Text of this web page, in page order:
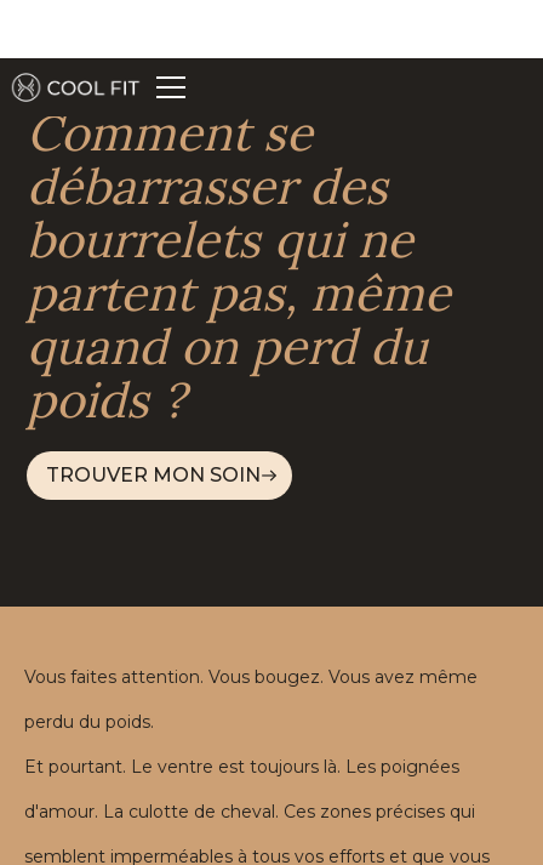
Comment se
débarrasser des
bourrelets qui ne
partent pas, même
quand on perd du
poids ?
TROUVER MON SOIN
Vous faites attention. Vous bougez. Vous avez même
perdu du poids.
Et pourtant. Le ventre est toujours là. Les poignées
d'amour. La culotte de cheval. Ces zones précises qui
semblent imperméables à tous vos efforts et que vous